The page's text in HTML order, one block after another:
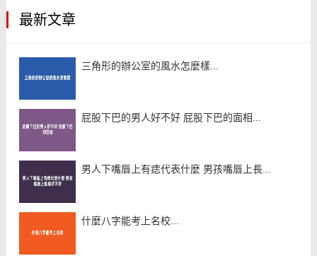
最新文章
三角形的辦公室的風水怎麼樣...
屁股下巴的男人好不好 屁股下巴的面相...
男人下嘴唇上有痣代表什麼 男孩嘴唇上長...
什麼八字能考上名校...